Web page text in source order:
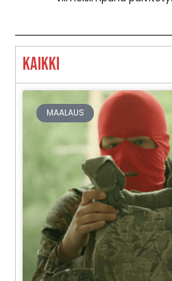
Kaikki
MAALAUS